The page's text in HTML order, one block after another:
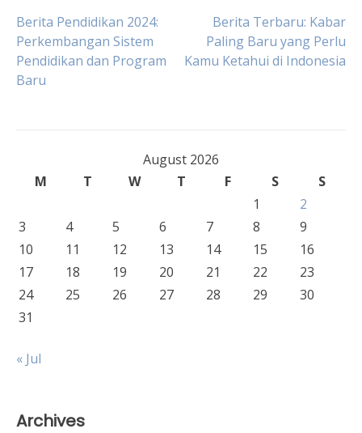
Post
navigation
Berita Pendidikan 2024:
Perkembangan Sistem
Pendidikan dan Program
Baru
Berita Terbaru: Kabar
Paling Baru yang Perlu
Kamu Ketahui di Indonesia
August 2026
M
T W T F S
S
1
2
3
4 5 6 7 8
9
10
11 12 13 14 15
16
17
18 19 20 21 22
23
24
25 26 27 28 29
30
31
« Jul
Archives